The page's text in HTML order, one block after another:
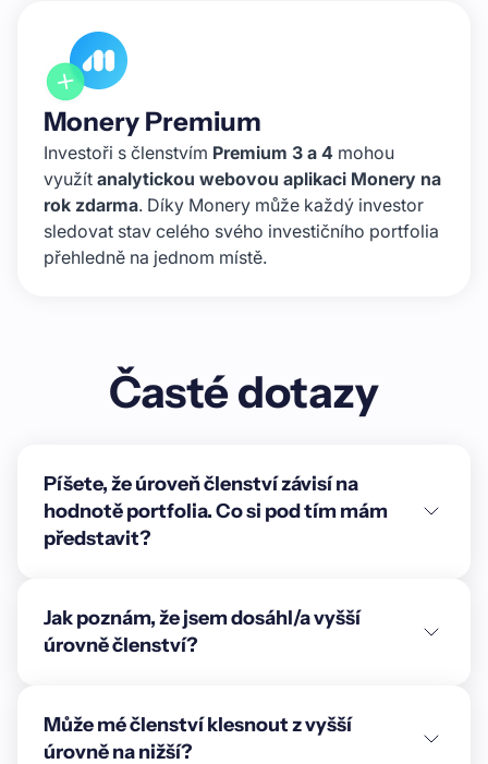
Monery Premium
Investoři s členstvím Premium 3 a 4 mohou
využít analytickou webovou aplikaci Monery na
rok zdarma. Díky Monery může každý investor
sledovat stav celého svého investičního portfolia
přehledně na jednom místě.
Časté dotazy
Píšete, že úroveň členství závisí na
hodnotě portfolia. Co si pod tím mám
představit?
Jak poznám, že jsem dosáhl/a vyšší
úrovně členství?
Může mé členství klesnout z vyšší
úrovně na nižší?